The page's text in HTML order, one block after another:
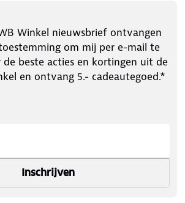
Winkel nieuwsbrief ontvangen
om mij per e-mail te
de beste acties en kortingen uit de
en ontvang 5.- cadeautegoed.*
Inschrijven